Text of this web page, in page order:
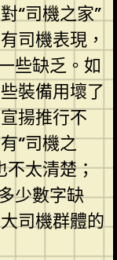
司機之家”
司機表現，
些缺乏。如
裝備用壞了
揚推行不
“司機之
不太清楚；
少數字缺
司機群體的